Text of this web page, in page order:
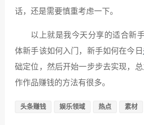
话，还是需要慎重考虑一下。
以上就是我今天分享的适合新
体新手该如何入门，新手如何在今日
础定位，然后开始一步步去实现，
作作品赚钱的方法有很多。
头条赚钱 娱乐领域 热点 素材